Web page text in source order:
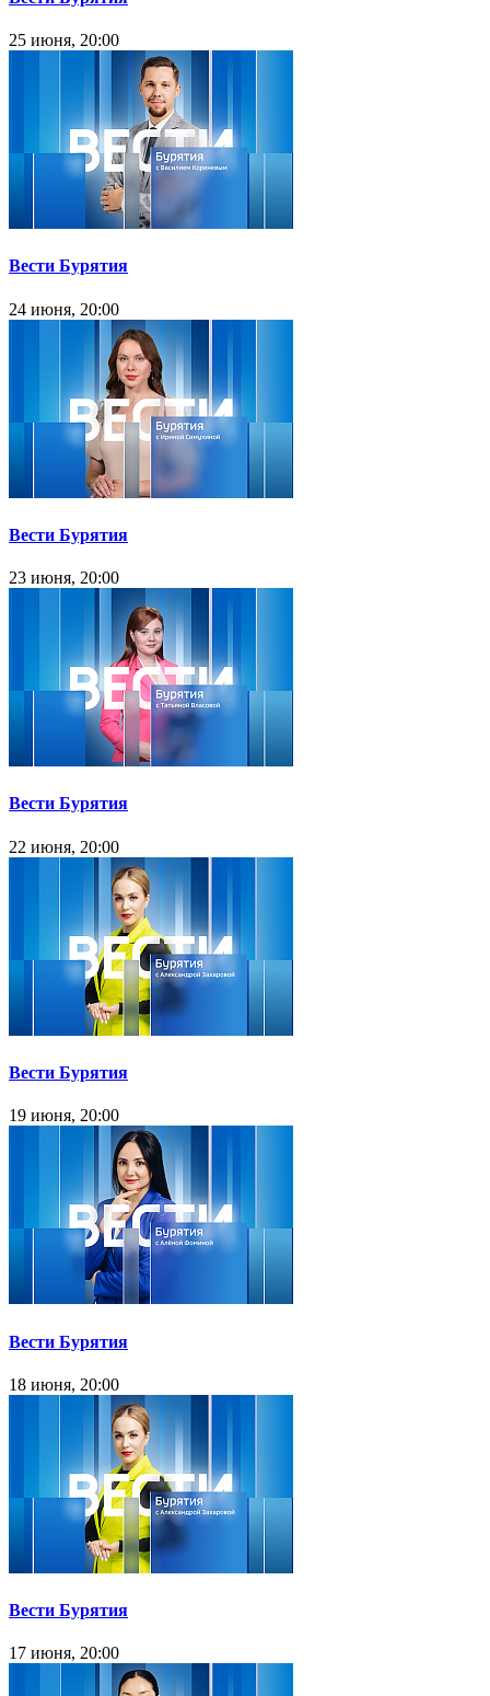
25 июня, 20:00
Вести Бурятия
24 июня, 20:00
Вести Бурятия
23 июня, 20:00
Вести Бурятия
22 июня, 20:00
Вести Бурятия
19 июня, 20:00
Вести Бурятия
18 июня, 20:00
Вести Бурятия
17 июня, 20:00